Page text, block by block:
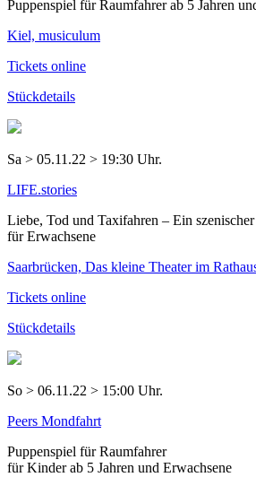
Puppenspiel für Raumfahrer ab 5 Jahren
Kiel, musiculum
Tickets online
Stückdetails
Sa > 05.11.22 > 19:30 Uhr.
LIFE.stories
Liebe, Tod und Taxifahren – Ein
für Erwachsene
Saarbrücken, Das kleine Theater im
Tickets online
Stückdetails
So > 06.11.22 > 15:00 Uhr.
Peers Mondfahrt
Puppenspiel für Raumfahrer
für Kinder ab 5 Jahren und Erwachsene